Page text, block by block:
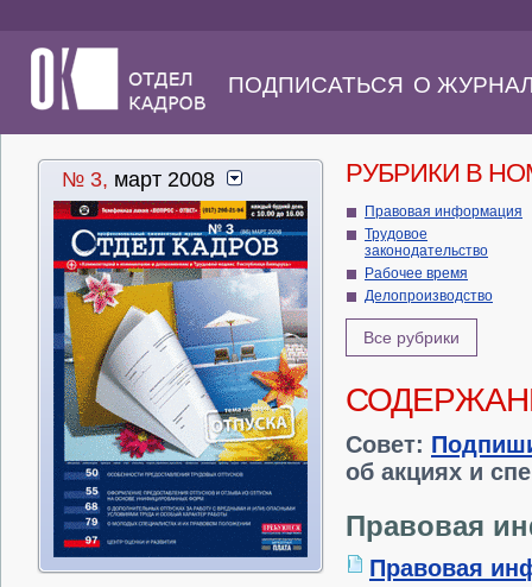
ПОДПИСАТЬСЯ О
№ 3, март 2008 РУБРИКИ В
Правовая информация
Трудовое
законодательство
Рабочее время
Делопроизводство
Все рубрики
Совет:
об акциях и
Правовая
Правовая